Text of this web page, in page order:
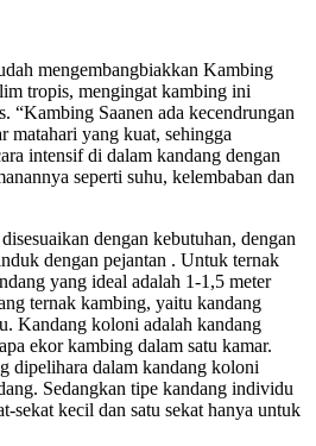
mengembangbiakkan Kambing
tropis, mengingat kambing ini
“Kambing Saanen ada kecendrungan
matahari yang kuat, sehingga
intensif di dalam kandang dengan
seperti suhu, kelembaban dan
dengan kebutuhan, dengan
dengan pejantan . Untuk ternak
yang ideal adalah 1-1,5 meter
ternak kambing, yaitu kandang
Kandang koloni adalah kandang
ekor kambing dalam satu kamar.
dipelihara dalam kandang koloni
Sedangkan tipe kandang individu
sekat kecil dan satu sekat hanya untuk